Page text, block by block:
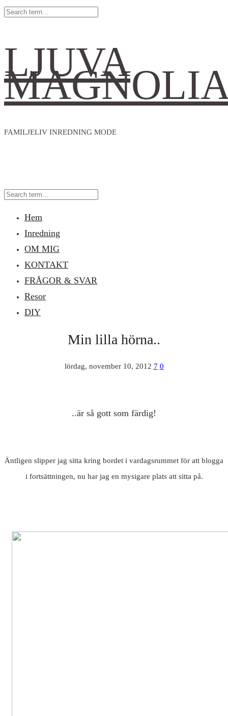
LJUVA
FAMILJELIV INREDNING MODE
Hem
Inredning
OM MIG
KONTAKT
FRÅGOR & SVAR
Resor
DIY
Min lilla hörna..
lördag, november 10, 2012 7 0
..är så gott som färdig!
Äntligen slipper jag sitta kring bordet i vardagsrummet för att blogga
i fortsättningen, nu har jag en mysigare plats att sitta på.